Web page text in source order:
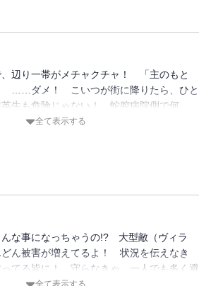
辺り一帯がメチャクチャ！ 「主のもと
……ダメ！ こいつが街に降りたら、ひと
生も危険じゃない！ 蛇腔病院側で何
、止まれぇぇええええ!! “Plus Ultra”!!
全て表示する
な事になっちゃうの!? 大型敵（ヴィラ
どん被害が増えてるよ！ 状況を伝えなき
てる皆に！ 守らなきゃ…一人でも多く避